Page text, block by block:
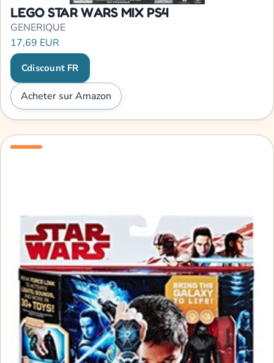
LEGO STAR WARS MIX PS4
GENERIQUE
17,69 EUR
Cdiscount FR
Acheter sur Amazon